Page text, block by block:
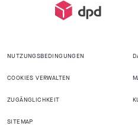
NUTZUNGSBEDINGUNGEN
COOKIES VERWALTEN
ZUGÄNGLICHKEIT
SITEMAP